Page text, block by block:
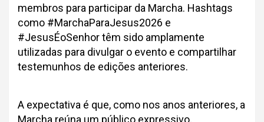
membros para participar da Marcha. Hashtags
como #MarchaParaJesus2026 e
#JesusÉoSenhor têm sido amplamente
utilizadas para divulgar o evento e compartilhar
testemunhos de edições anteriores.
A expectativa é que, como nos anos anteriores, a
Marcha reúna um público expressivo,